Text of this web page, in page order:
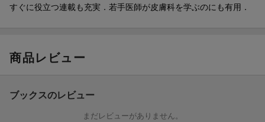
すぐに役立つ連載も充実．若手医師が皮膚科を学ぶのにも有用．
商品レビュー
ブックスのレビュー
まだレビューがありません。